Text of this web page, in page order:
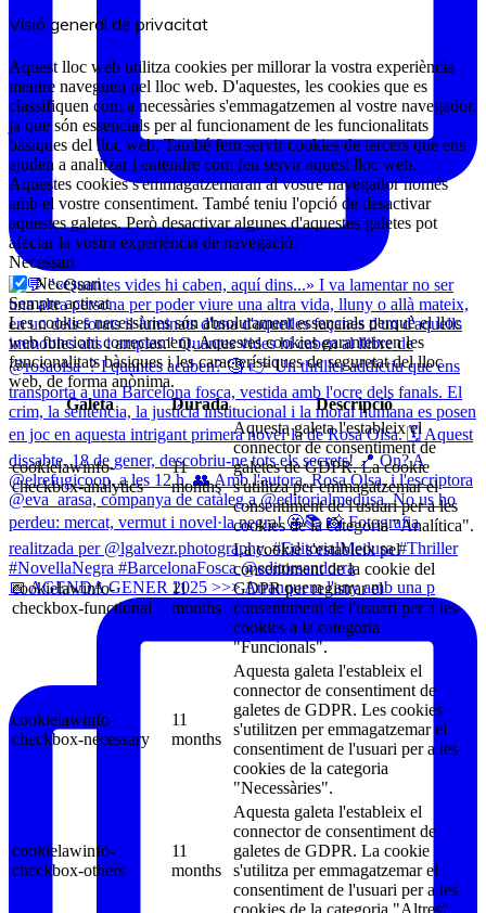
📅 AGENDA GENER 2025 >>> Arranquem l'any amb una p
Visió general de privacitat
Aquest lloc web utilitza cookies per millorar la vostra experiència
mentre navegueu pel lloc web. D'aquestes, les cookies que es
classifiquen com a necessàries s'emmagatzemen al vostre navegador,
ja que són essencials per al funcionament de les funcionalitats
bàsiques del lloc web. També fem servir cookies de tercers que ens
ajuden a analitzar i entendre com feu servir aquest lloc web.
Aquestes cookies s'emmagatzemaran al vostre navegador només
amb el vostre consentiment. També teniu l'opció de desactivar
aquestes galetes. Però desactivar algunes d'aquestes galetes pot
afectar la vostra experiència de navegació.
Necessari
Necessari
Sempre activat
Les cookies necessàries són absolutament essencials perquè el lloc
web funcioni correctament. Aquestes cookies garanteixen les
funcionalitats bàsiques i les característiques de seguretat del lloc
web, de forma anònima.
Galeta
Durada Descripció
cookielawinfo-
checkbox-analytics
11
months
Aquesta galeta l'estableix el
connector de consentiment de
galetes de GDPR. La cookie
s'utilitza per emmagatzemar el
consentiment de l'usuari per a les
cookies de la categoria "Analítica".
cookielawinfo-
checkbox-functional
11
months
La cookie s'estableix pel
consentiment de la cookie del
GDPR per registrar el
consentiment de l'usuari per a les
cookies a la categoria
"Funcionals".
cookielawinfo-
checkbox-necessary
11
months
Aquesta galeta l'estableix el
connector de consentiment de
galetes de GDPR. Les cookies
s'utilitzen per emmagatzemar el
consentiment de l'usuari per a les
cookies de la categoria
"Necessàries".
cookielawinfo-
checkbox-others
11
months
Aquesta galeta l'estableix el
connector de consentiment de
galetes de GDPR. La cookie
s'utilitza per emmagatzemar el
consentiment de l'usuari per a les